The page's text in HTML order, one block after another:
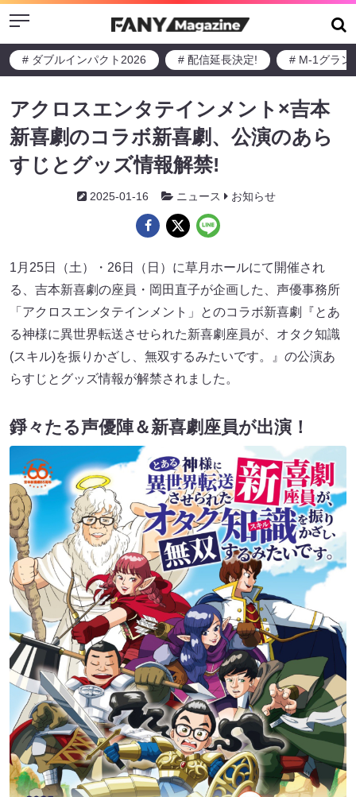
Menu
# ダブルインパクト2026 # 配信延長決定! # M-1グラン
アクロスエンタテインメント×吉本
新喜劇のコラボ新喜劇、公演のあら
すじとグッズ情報解禁!
2025-01-16 ニュース お知らせ
1月25日（土）・26日（日）に草月ホールにて開催され
る、吉本新喜劇の座員・岡田直子が企画した、声優事務所
「アクロスエンタテインメント」とのコラボ新喜劇『とあ
る神様に異世界転送させられた新喜劇座員が、オタク知識
(スキル)を振りかざし、無双するみたいです。』の公演あ
らすじとグッズ情報が解禁されました。
錚々たる声優陣＆新喜劇座員が出演！